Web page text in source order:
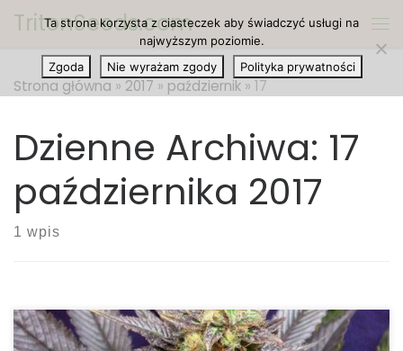
Przejdź do treści
TritonSeeds.com
Strona główna » 2017 » październik » 17
Dzienne Archiwa: 17
października 2017
1 wpis
Ta strona korzysta z ciasteczek aby świadczyć usługi na
najwyższym poziomie.
Zgoda
Nie wyrażam zgody Polityka prywatności